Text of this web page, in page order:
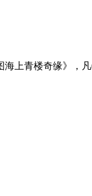
上青楼奇缘》，